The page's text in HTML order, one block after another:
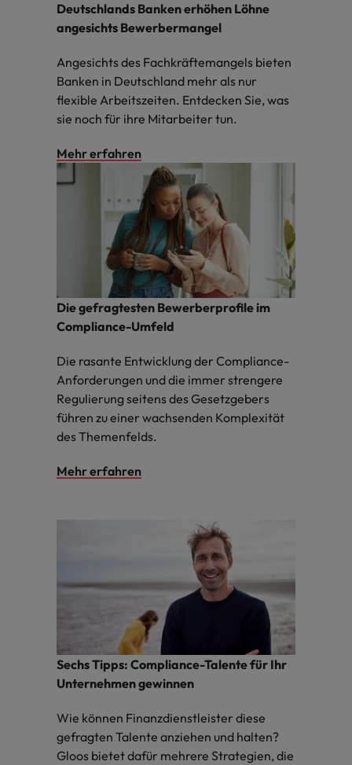
Deutschlands Banken erhöhen Löhne
angesichts Bewerbermangel
Angesichts des Fachkräftemangels bieten
Banken in Deutschland mehr als nur
flexible Arbeitszeiten. Entdecken Sie, was
sie noch für ihre Mitarbeiter tun.
Mehr erfahren
Die gefragtesten Bewerberprofile im
Compliance-Umfeld
Die rasante Entwicklung der Compliance-
Anforderungen und die immer strengere
Regulierung seitens des Gesetzgebers
führen zu einer wachsenden Komplexität
des Themenfelds.
Mehr erfahren
Sechs Tipps: Compliance-Talente für Ihr
Unternehmen gewinnen
Wie können Finanzdienstleister diese
gefragten Talente anziehen und halten?
Gloos bietet dafür mehrere Strategien, die